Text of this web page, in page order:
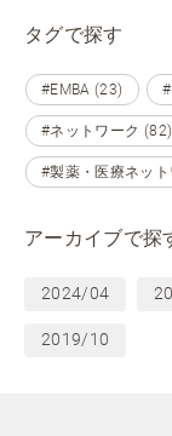
タグで探す
#EMBA (23)
#ネットワーク (82)
#製薬・医療ネッ
アーカイブで探
2024/04
2019/10